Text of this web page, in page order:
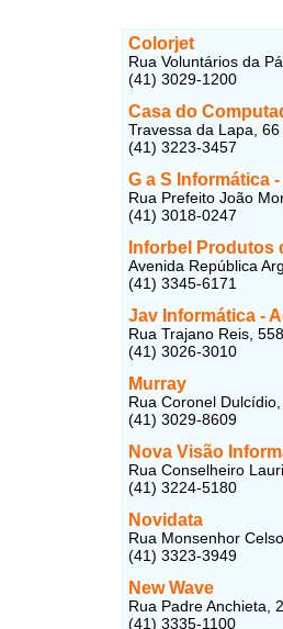
Colorjet
Rua Voluntários da
(41) 3029-1200
Casa do
Travessa da Lapa,
(41) 3223-3457
G a S Informática
Rua Prefeito João
(41) 3018-0247
Inforbel Produtos
Avenida República
(41) 3345-6171
Jav Informática -
Rua Trajano Reis,
(41) 3026-3010
Murray
Rua Coronel
(41) 3029-8609
Nova Visão
Rua Conselheiro
(41) 3224-5180
Novidata
Rua Monsenhor
(41) 3323-3949
New Wave
Rua Padre Anchieta,
(41) 3335-1100